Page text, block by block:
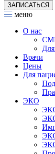
ЗАПИСАТЬСЯ
меню
О нас
Врачи
Цены
Для
ЭКО